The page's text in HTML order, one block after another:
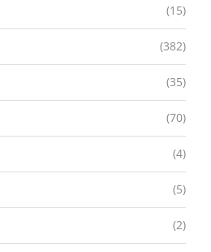
(15)
(382)
(35)
(70)
(4)
(5)
(2)